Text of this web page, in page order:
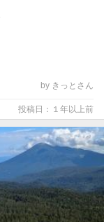
by きっとさん
投稿日：１年以上前